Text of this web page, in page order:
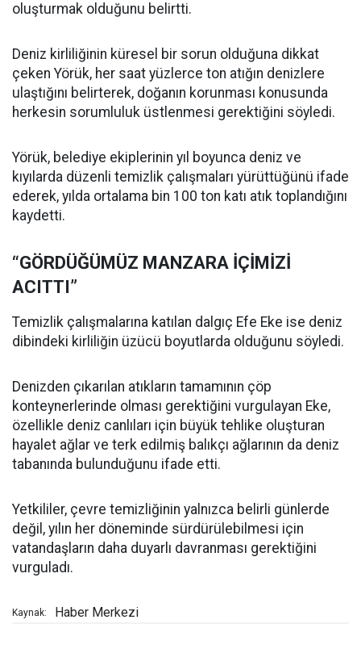
oluşturmak olduğunu belirtti.
Deniz kirliliğinin küresel bir sorun olduğuna dikkat
çeken Yörük, her saat yüzlerce ton atığın denizlere
ulaştığını belirterek, doğanın korunması konusunda
herkesin sorumluluk üstlenmesi gerektiğini söyledi.
Yörük, belediye ekiplerinin yıl boyunca deniz ve
kıyılarda düzenli temizlik çalışmaları yürüttüğünü ifade
ederek, yılda ortalama bin 100 ton katı atık toplandığını
kaydetti.
“GÖRDÜĞÜMÜZ MANZARA İÇİMİZİ
ACITTI”
Temizlik çalışmalarına katılan dalgıç Efe Eke ise deniz
dibindeki kirliliğin üzücü boyutlarda olduğunu söyledi.
Denizden çıkarılan atıkların tamamının çöp
konteynerlerinde olması gerektiğini vurgulayan Eke,
özellikle deniz canlıları için büyük tehlike oluşturan
hayalet ağlar ve terk edilmiş balıkçı ağlarının da deniz
tabanında bulunduğunu ifade etti.
Yetkililer, çevre temizliğinin yalnızca belirli günlerde
değil, yılın her döneminde sürdürülebilmesi için
vatandaşların daha duyarlı davranması gerektiğini
vurguladı.
Kaynak: Haber Merkezi